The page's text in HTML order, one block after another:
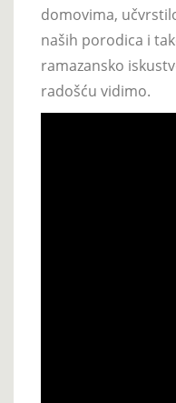
domovima,
naših porodica i
ramazansko
radošću vidimo.